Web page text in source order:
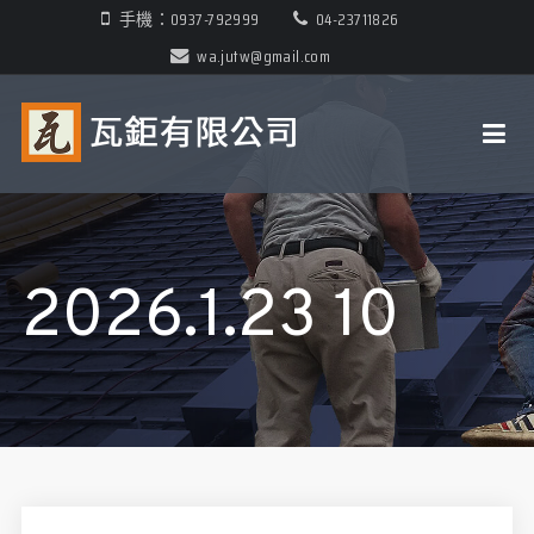
手機：0937-792999
04-23711826
wa.jutw@gmail.com
2026.1.23 10